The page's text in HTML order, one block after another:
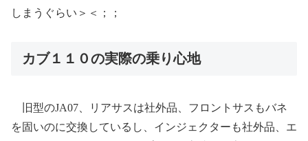
しまうぐらい＞＜；；
カブ１１０の実際の乗り心地
旧型のJA07、リアサスは社外品、フロントサスもバネ
を固いのに交換しているし、インジェクターも社外品、エ